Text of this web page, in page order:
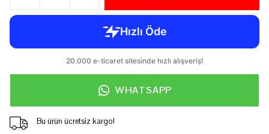
WHATSAPP
Bu ürün ücretsiz kargo!